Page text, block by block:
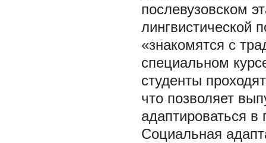
послевузовском
лингвистической
«знакомятся с
специальном
студенты
что позволяет
адаптироваться
Социальная